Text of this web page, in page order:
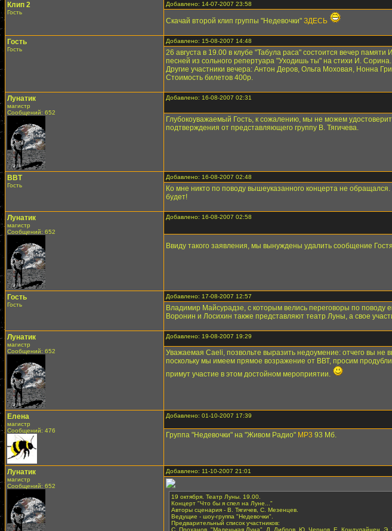
Клип 2
Гость
Добавлено: 14-07-2007 23:58
Скачай второй клип группы "Недевочки" ЗДЕСЬ
Гость
Гость
Добавлено: 15-08-2007 14:48
26 августа в 19.00 в клубе "Табула раса" состоится вечер
песней из сольного репертуара "Уходишь ты" на стихи И.
Другие участники вечера: Антон Деров, Ольга Моховая, Нонна
Cтоимость билетов 400р.
Лунатик
магистр
Сообщений: 652
Добавлено: 16-08-2007 02:31
Глубокоуважаемый Гость, к сожалению, мы не можем
подтверждения от представляющего группу В. Тягичева.
ВВТ
Гость
Добавлено: 16-08-2007 02:48
Ко мне никто по поводу вышеуказанного концерта не обращался.
будет!
Лунатик
магистр
Сообщений: 652
Добавлено: 16-08-2007 02:58
Ввиду такого заявления, мы вынуждены удалить сообщение
Гость
Гость
Добавлено: 17-08-2007 12:57
Владимир Майсурадзе, с которым велись переговоры по поводу
Воронин и Лосихин также представляют театр Луны, а свое
Лунатик
магистр
Сообщений: 652
Добавлено: 19-08-2007 19:29
Уважаемая Caeli, позвольте выразить недоумение: отчего вы
поскольку мы имеем прямое возражение от ВВТ, просим
примут участие в этом достойном мероприятии.
Елена
магистр
Сообщений: 476
Добавлено: 01-10-2007 17:39
Группа "Недевочки" на "Живом Радио" МР3 93 Мб.
Лунатик
магистр
Сообщений: 652
Добавлено: 11-10-2007 21:01
19 октября. Театр Луны. 19.00.
Концерт "Что бы я спел на Луне..."
Авторы сценария - В. Тягичев, С. Мезенцев.
Ведущие - шоу-группа "Недевочки".
Предварительный список участников:
С. Проханов, "Маленькая Луна", Д. Дибров, Ю. Чернов, Е. Кондулайнен,